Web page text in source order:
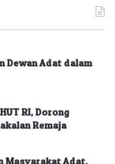
Dewan Adat dalam
RI, Dorong
Remaja
Masyarakat Adat,